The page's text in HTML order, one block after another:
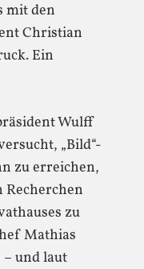
mit den
Christian
Ein
Wulff
„Bild“-
zu erreichen,
zu
Mathias
und laut